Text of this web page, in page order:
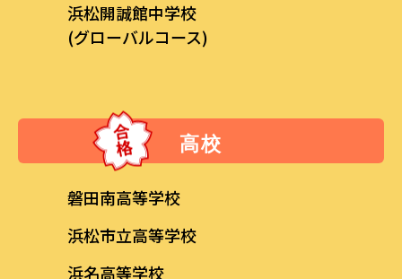
浜松開誠館中学校
(グローバルコース)
高校
磐田南高等学校
浜松市立高等学校
浜名高等学校